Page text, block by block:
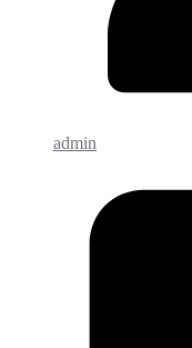
admin